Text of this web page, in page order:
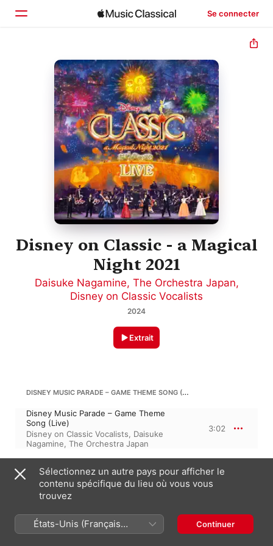
Se connecter
Accueil
Parcourir
Rechercher
Disney on Classic - a Magical
Night 2021
Daisuke Nagamine, The Orchestra Japan,
Disney on Classic Vocalists
2024
Extrait
DISNEY MUSIC PARADE – GAME THEME SONG (LIVE)
Disney Music Parade – Game Theme
Song (Live)
Disney on Classic Vocalists, Daisuke
Nagamine, The Orchestra Japan
3:02
STARTING NOW (LIVE)
Starting Now (Live)
Nagamine,The Orchestra Japan
Sélectionnez un autre pays pour afficher le
contenu spécifique du lieu où vous vous
trouvez
États-Unis (Français
France)
Continuer